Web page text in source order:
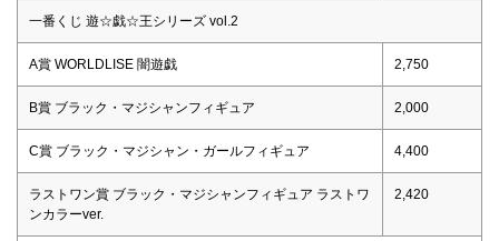
一番くじ 遊☆戯☆王シリーズ vol.2
A賞 WORLDLISE 闇遊戯 2,750
B賞 ブラック・マジシャンフィギュア 2,000
C賞 ブラック・マジシャン・ガールフィギュア 4,400
ラストワン賞 ブラック・マジシャンフィギュア ラストワ
ンカラーver.
2,420